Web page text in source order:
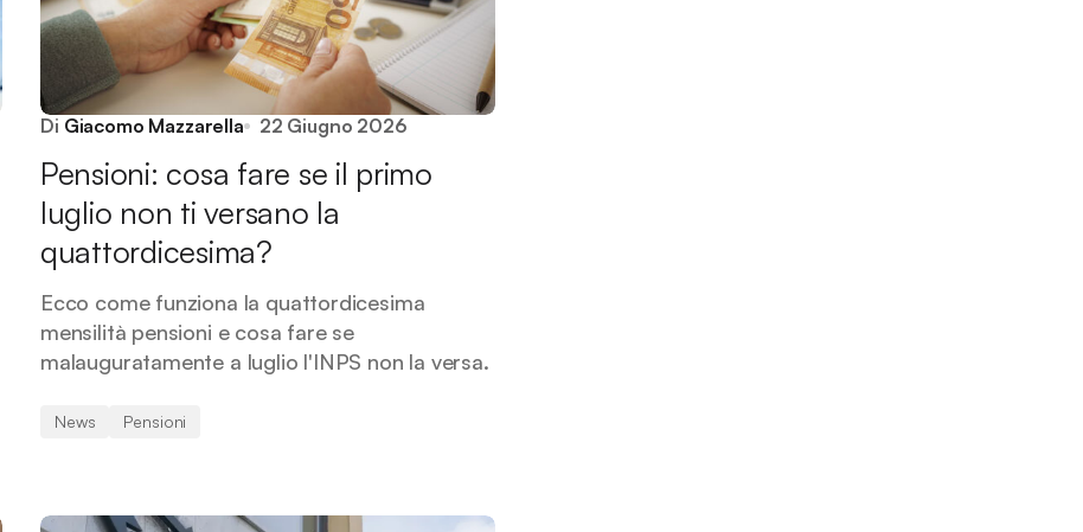
Di Giacomo Mazzarella 22 Giugno 2026
Pensioni: cosa fare se il primo
luglio non ti versano la
quattordicesima?
Ecco come funziona la quattordicesima
mensilità pensioni e cosa fare se
malauguratamente a luglio l'INPS non la versa.
News Pensioni